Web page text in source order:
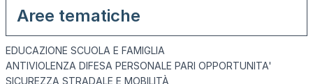
Aree tematiche
EDUCAZIONE SCUOLA E FAMIGLIA
ANTIVIOLENZA DIFESA PERSONALE PARI OPPORTUNITA'
SICUREZZA STRADALE E MOBILITÀ